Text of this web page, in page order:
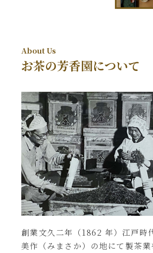
お茶の芳香園について
創業文久二年（1862 年）江戸時
美作（みまさか）の地にて製茶